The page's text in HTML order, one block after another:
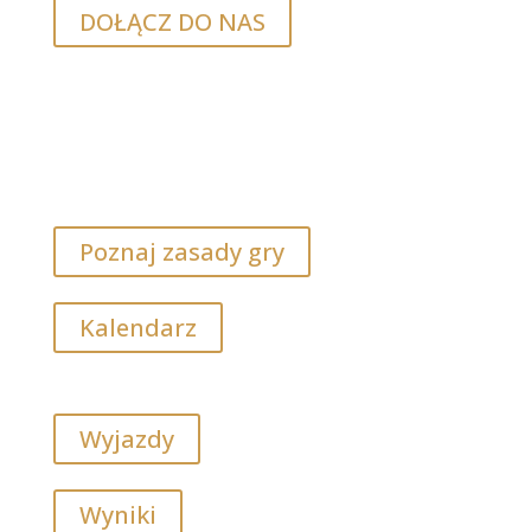
DOŁĄCZ DO NAS
Poznaj zasady gry
Kalendarz
Wyjazdy
Wyniki